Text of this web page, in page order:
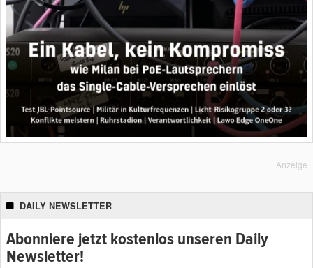
Anzeige
DAILY NEWSLETTER
Abonniere jetzt kostenlos unseren Daily
Newsletter!